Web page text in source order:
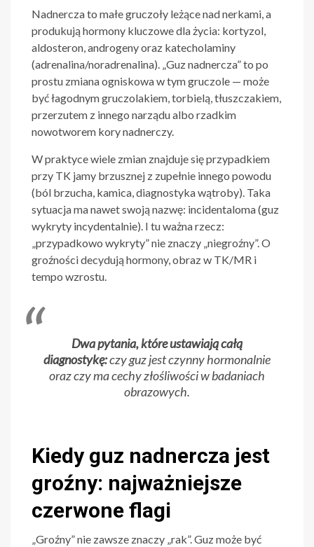
Nadnercza to małe gruczoły leżące nad nerkami, a
produkują hormony kluczowe dla życia: kortyzol,
aldosteron, androgeny oraz katecholaminy
(adrenalina/noradrenalina). „Guz nadnercza” to po
prostu zmiana ogniskowa w tym gruczole — może
być łagodnym gruczolakiem, torbielą, tłuszczakiem,
przerzutem z innego narządu albo rzadkim
nowotworem kory nadnerczy.
W praktyce wiele zmian znajduje się przypadkiem
przy TK jamy brzusznej z zupełnie innego powodu
(ból brzucha, kamica, diagnostyka wątroby). Taka
sytuacja ma nawet swoją nazwę: incidentaloma (guz
wykryty incydentalnie). I tu ważna rzecz:
„przypadkowo wykryty” nie znaczy „niegroźny”. O
groźności decydują hormony, obraz w TK/MR i
tempo wzrostu.
Dwa pytania, które ustawiają całą
diagnostykę:czy guz jest czynny hormonalnie
oraz czy ma cechy złośliwości w badaniach
obrazowych.
Kiedy guz nadnercza jest
groźny: najważniejsze
czerwone flagi
„Groźny” nie zawsze znaczy „rak”. Guz może być